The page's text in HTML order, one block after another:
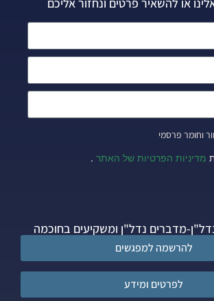
וחומר פרסמי
מדיניות הפרטיות של האתר .
מדברים נדל"ן ומשקיעים בחוכמה
להרשמה למפגשים
לפרטים ומידע